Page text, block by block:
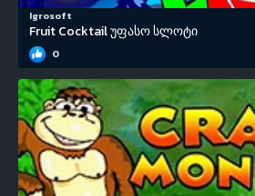
Igrosoft
Fruit Cocktail უფასო სლოტი
0